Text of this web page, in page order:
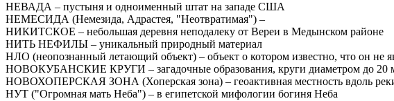
НЕВАДА – пустыня и одноименный штат на западе США
НЕМЕСИДА (Немезида, Адрастея, "Неотвратимая") –
НИКИТСКОЕ – небольшая деревня неподалеку от Вереи в Медынском районе
НИТЬ НЕФИЛЫ – уникальный природный материал
НЛО (неопознанный летающий объект) – объект о котором известно, что он не
НОВОКУБАНСКИЕ КРУГИ – загадочные образования, круги диаметром до 20
НОВОХОПЕРСКАЯ ЗОНА (Хоперская зона) – геоактивная местность вдоль
НУТ ("Огромная мать Неба") – в египетской мифологии богиня Неба